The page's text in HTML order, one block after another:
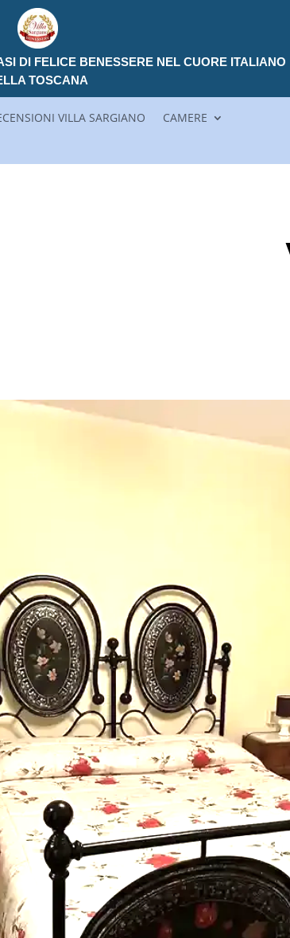
DI FELICE BENESSERE NEL CUORE ITALIANO
TOSCANA
CAMERE
VILLA SARGIANO